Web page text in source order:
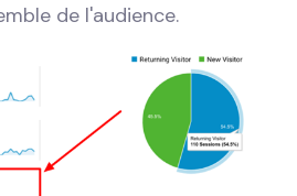
de l'audience.